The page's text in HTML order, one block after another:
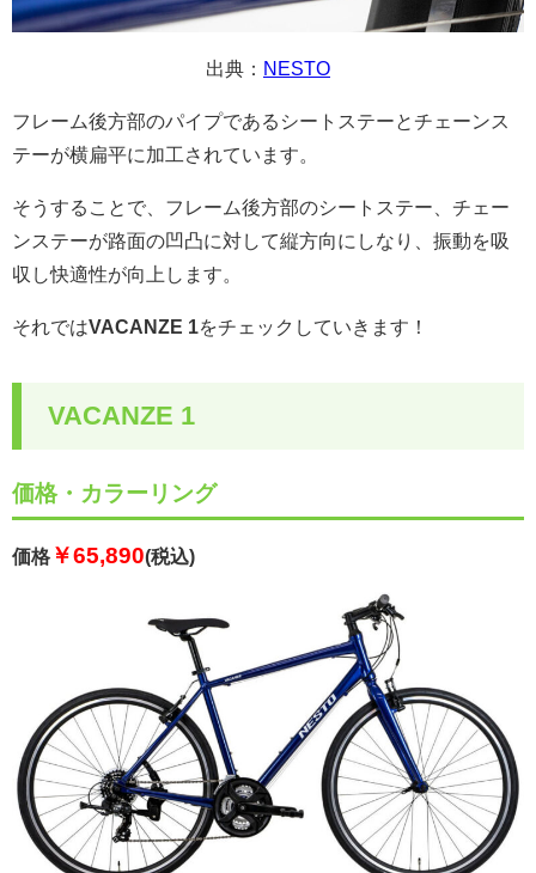
出典： NESTO
フレーム後方部のパイプであるシートステーとチェーンス
テーが横扁平に加工されています。
そうすることで、フレーム後方部のシートステー、チェー
ンステーが路面の凹凸に対して縦方向にしなり、振動を吸
収し快適性が向上します。
それではVACANZE 1 をチェックしていきます！
VACANZE 1
価格・カラーリング
価格 ￥65,890(税込)